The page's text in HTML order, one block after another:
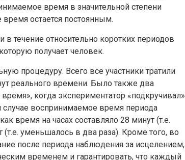
время в значительной степени
остается постоянным.
течение относительно коротких периодов
получает человек.
процедуру. Всего все участники тратили
реального времени. Было также два
когда экспериментатор «подкручивал»
воспринимаемое время периода
время на часах составляло 28 минут (т.е.
уменьшалось в два раза). Кроме того, во
после периода наблюдения за исцелением,
временем и гарантировать, что каждый